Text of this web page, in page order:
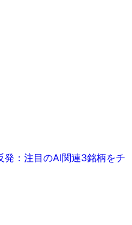
：注目のAI関連3銘柄をチ